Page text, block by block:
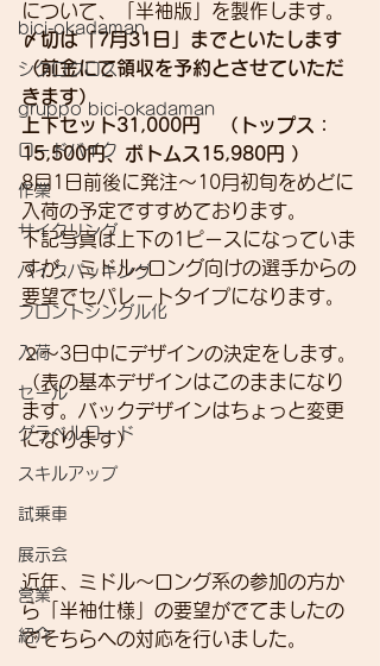
bici-okadaman
シクロクロス
gruppo bici-okadaman
ロードバイク
作業
サイクリング
バイクパッキング
フロントシングル化
入荷
セール
グラベルロード
スキルアップ
試乗車
展示会
営業
紹介
について、「半袖版」を製作します。
〆切は「7月31日」までといたします
（前金にて領収を予約とさせていただ
きます）
上下セット31,000円　（トップス：
15,500円、ボトムス15,980円 ）
8月1日前後に発注～10月初旬をめどに
入荷の予定ですすめております。
下記写真は上下の1ピースになっていま
すが、ミドル~ロング向けの選手からの
要望でセパレートタイプになります。
２～3日中にデザインの決定をします。
（表の基本デザインはこのままになり
ます。バックデザインはちょっと変更
になります）
近年、ミドル～ロング系の参加の方か
ら「半袖仕様」の要望がでてましたの
でそちらへの対応を行いました。